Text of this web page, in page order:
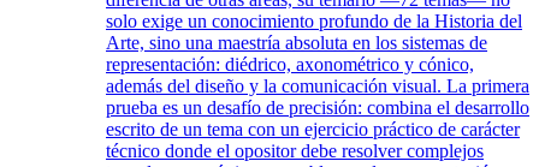
solo exige un conocimiento profundo de la Historia del
Arte, sino una maestría absoluta en los sistemas de
representación: diédrico, axonométrico y cónico,
además del diseño y la comunicación visual. La primera
prueba es un desafío de precisión: combina el desarrollo
escrito de un tema con un ejercicio práctico de carácter
técnico donde el opositor debe resolver complejos